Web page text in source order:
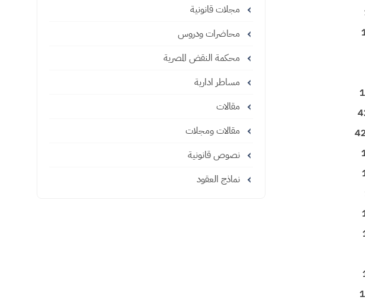
مجلات قانونية
محاضرات ودروس
محكمة النقض المصرية
مساطر ادارية
مقالات
مقالات ومجلات
نصوص قانونية
نماذج العقود